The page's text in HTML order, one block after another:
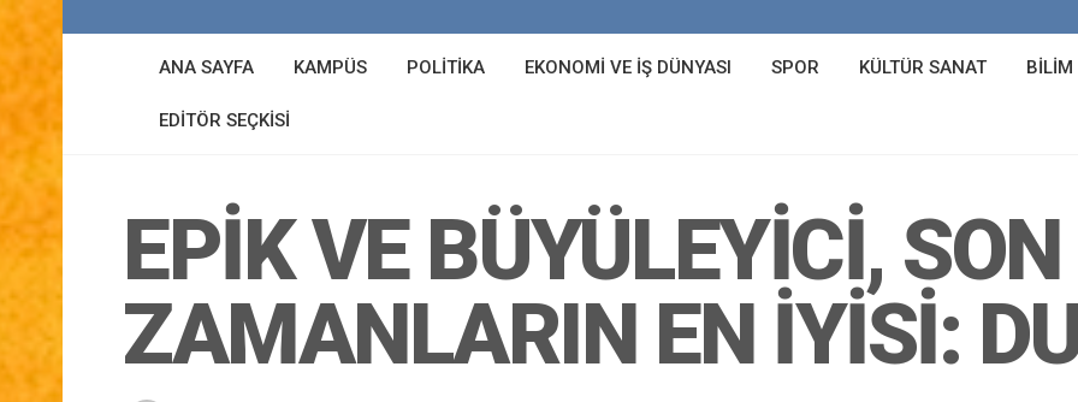
ANA SAYFA KAMPÜS POLITIKA EKONOMI VE İŞ DÜNYASI SPOR KÜLTÜR SANAT BILIM
EDITÖR SEÇKISI
EPIK VE BÜYÜLEYICI, SON
ZAMANLARIN EN İYISI: